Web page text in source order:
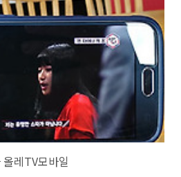
로 나오게 될테지만 아직은 VR이죠.
하늘을 날아보자 올레TV모바일 3DR
360 VR 캠을 달아..
레TV모바일